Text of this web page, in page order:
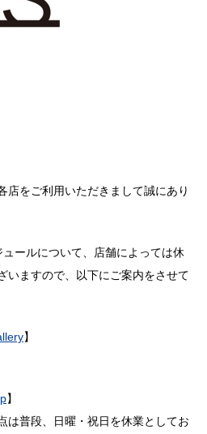
店をご利用いただきまして誠にあり
ールについて、店舗によっては休
いますので、以下にご案内をさせて
】
】
は普段、日曜・祝日を休業としてお